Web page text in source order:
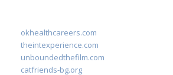
okhealthcareers.com
theintexperience.com
unboundedthefilm.com
catfriends-bg.org